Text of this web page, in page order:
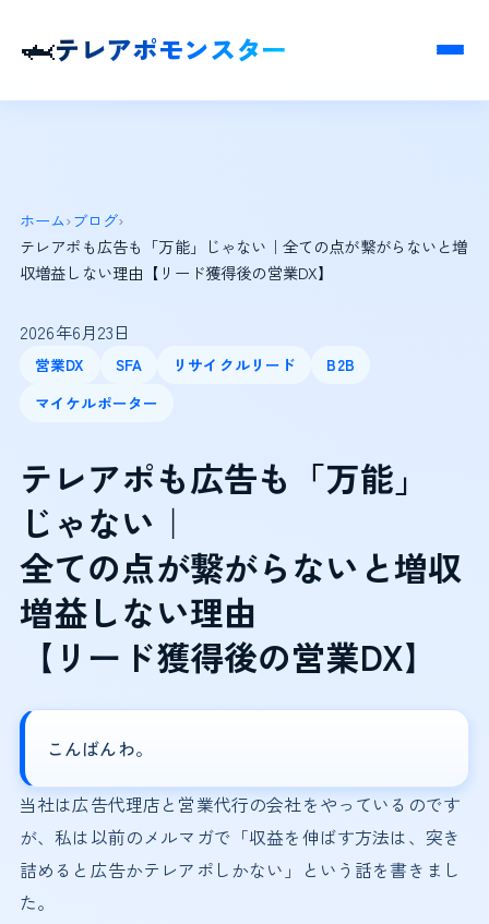
🦈テレアポモンスター
ホーム›ブログ›
テレアポも広告も「万能」じゃない｜全ての点が繋がらないと増
収増益しない理由【リード獲得後の営業DX】
2026年6月23日
営業DX SFA リサイクルリード
B2B
マイケルポーター
テレアポも広告も「万能」
じゃない｜
全ての点が繋がらないと増収
増益しない理由
【リード獲得後の営業DX】
こんばんわ。
当社は広告代理店と営業代行の会社をやっているのです
が、私は以前のメルマガで「収益を伸ばす方法は、突き
詰めると広告かテレアポしかない」という話を書きまし
た。